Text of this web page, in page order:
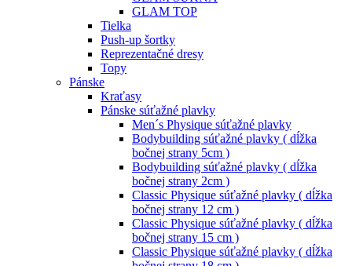
GLAM TOP
Tielka
Push-up šortky
Reprezentačné dresy
Topy
Pánske
Kraťasy
Pánske súťažné plavky
Men´s Physique súťažné plavky
Bodybuilding súťažné plavky ( dĺžka
bočnej strany 5cm )
Bodybuilding súťažné plavky ( dĺžka
bočnej strany 2cm )
Classic Physique súťažné plavky ( dĺžka
bočnej strany 12 cm )
Classic Physique súťažné plavky ( dĺžka
bočnej strany 15 cm )
Classic Physique súťažné plavky ( dĺžka